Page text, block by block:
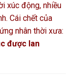
xúc động, nhiều
Cái chết của
nhân thời xưa:
được lan